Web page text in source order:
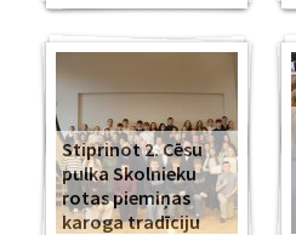
Stiprinot 2. Cēsu
pulka Skolnieku
rotas piemiņas
karoga tradīciju